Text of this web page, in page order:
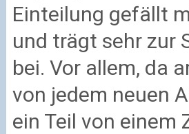
Einteilung gefällt
und trägt sehr zur
bei. Vor allem, da
von jedem neuen
ein Teil von einem